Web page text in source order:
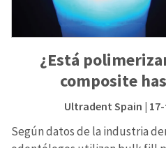
¿Está
composite
Ultradent Spain |
Según datos de la industria